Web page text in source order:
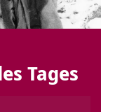
Tages